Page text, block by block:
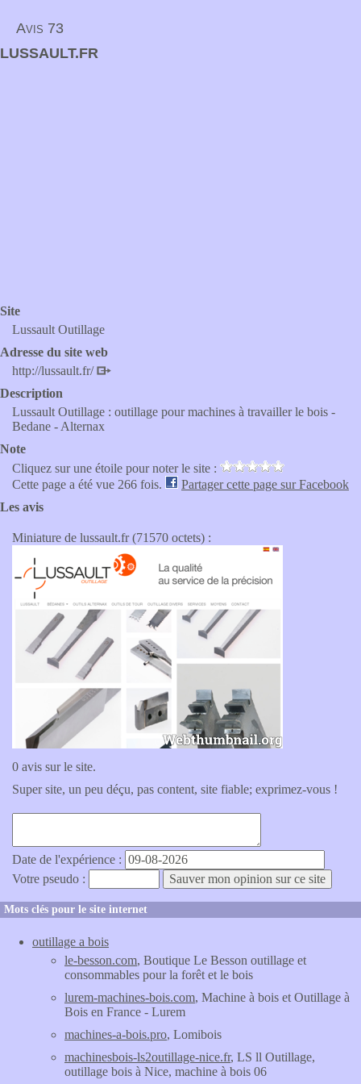
Avis 73
LUSSAULT.FR
Site
Lussault Outillage
Adresse du site web
http://lussault.fr/
Description
Lussault Outillage : outillage pour machines à travailler le bois -
Bedane - Alternax
Note
Cliquez sur une étoile pour noter le site :
Cette page a été vue 266 fois.
Partager cette page sur Facebook
Les avis
Miniature de lussault.fr (71570 octets) :
0 avis sur le site.
Super site, un peu déçu, pas content, site fiable; exprimez-vous !
Date de l'expérience :
Votre pseudo :
Mots clés pour le site internet
outillage a bois
le-besson.com, Boutique Le Besson outillage et
consommables pour la forêt et le bois
lurem-machines-bois.com, Machine à bois et Outillage à
Bois en France - Lurem
machines-a-bois.pro, Lomibois
machinesbois-ls2outillage-nice.fr, LS ll Outillage,
outillage bois à Nice, machine à bois 06